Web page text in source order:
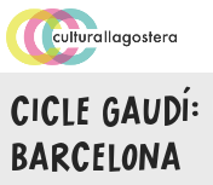
CICLE
BARCELONA